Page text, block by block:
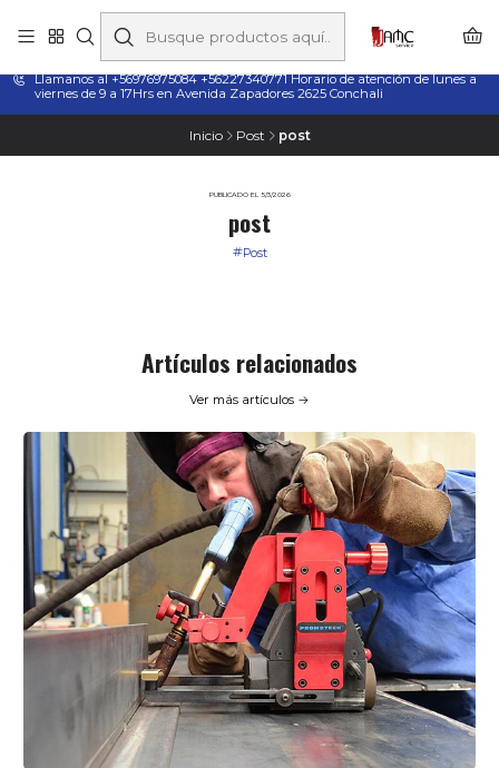
Taladros Magnéticos en Chile | Venta, Arriendo y Servicio
Técnico
Llamanos al +56976975084 +56227340771 Horario de atención de lunes a
viernes de 9 a 17Hrs en Avenida Zapadores 2625 Conchali
Inicio Post post
PUBLICADO EL 5/3/2026
post
Post
Artículos relacionados
Ver más artículos